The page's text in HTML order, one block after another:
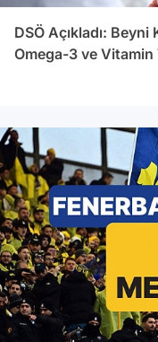
DSÖ Açıkladı:
Omega-3 ve Vitamin